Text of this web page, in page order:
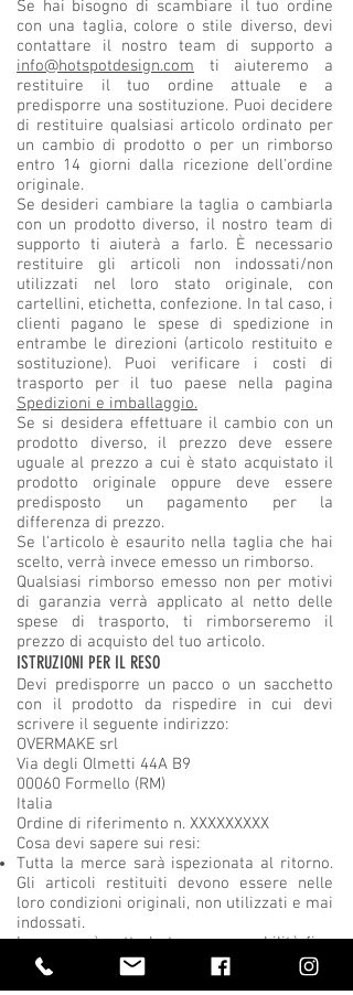
Se hai bisogno di scambiare il tuo ordine
con una taglia, colore o stile diverso, devi
contattare il nostro team di supporto a
info@hotspotdesign.com ti aiuteremo a
restituire il tuo ordine attuale e a
predisporre una sostituzione. Puoi decidere
di restituire qualsiasi articolo ordinato per
un cambio di prodotto o per un rimborso
entro 14 giorni dalla ricezione dell'ordine
originale.
Se desideri cambiare la taglia o cambiarla
con un prodotto diverso, il nostro team di
supporto ti aiuterà a farlo. È necessario
restituire gli articoli non indossati/non
utilizzati nel loro stato originale, con
cartellini, etichetta, confezione. In tal caso, i
clienti pagano le spese di spedizione in
entrambe le direzioni (articolo restituito e
sostituzione). Puoi verificare i costi di
trasporto per il tuo paese nella pagina
Spedizioni e imballaggio.
Se si desidera effettuare il cambio con un
prodotto diverso, il prezzo deve essere
uguale al prezzo a cui è stato acquistato il
prodotto originale oppure deve essere
predisposto un pagamento per la
differenza di prezzo.
Se l'articolo è esaurito nella taglia che hai
scelto, verrà invece emesso un rimborso.
Qualsiasi rimborso emesso non per motivi
di garanzia verrà applicato al netto delle
spese di trasporto, ti rimborseremo il
prezzo di acquisto del tuo articolo.
ISTRUZIONI PER IL RESO
Devi predisporre un pacco o un sacchetto
con il prodotto da rispedire in cui devi
scrivere il seguente indirizzo:
OVERMAKE srl
Via degli Olmetti 44A B9
00060 Formello (RM)
Italia
Ordine di riferimento n. XXXXXXXXX
Cosa devi sapere sui resi:
Tutta la merce sarà ispezionata al ritorno.
Gli articoli restituiti devono essere nelle
loro condizioni originali, non utilizzati e mai
indossati.
La merce è sotto la tua responsabilità fino
a quando non raggiunge il nostro
magazzino, quindi assicurati che sia